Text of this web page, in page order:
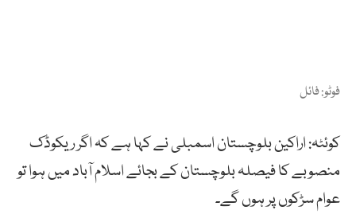
فوٹو: فائل
کوئٹہ: اراکین بلوچستان اسمبلی نے کہا ہے کہ اگر ریکوڈک
منصوبے کا فیصلہ بلوچستان کے بجائے اسلام آباد میں ہوا تو
عوام سڑکوں پر ہوں گے۔